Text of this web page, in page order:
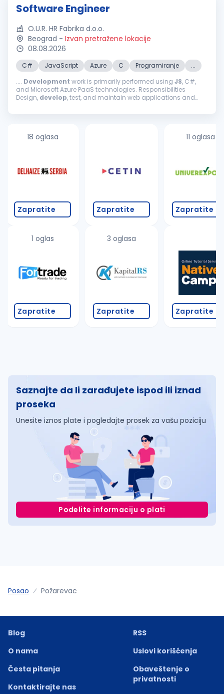
Software Engineer
O.U.R. HR Fabrika d.o.o.
Beograd - Izvan pretražene lokacije
08.08.2026
C# JavaScript Azure C Programiranje
...
.... Development work is primarily performed using JS, C#,
and Microsoft Azure PaaS technologies. Responsibilities
Design, develop, test, and maintain web applications and
implementation of end...
18 oglasa
Zapratite
1 oglas
Zapratite
Zapratite
3 oglasa
Zapratite
11 oglasa
Zapratite
Zapratite
Saznajte da li zarađujete ispod ili iznad
proseka
Unesite iznos plate i pogledajte prosek za vašu poziciju
Podelite informaciju o plati
Posao Požarevac
Blog
O nama
Česta pitanja
Kontaktirajte nas
RSS
Uslovi korišćenja
Obaveštenje o
privatnosti